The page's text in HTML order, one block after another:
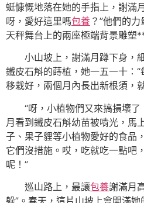
蜓慷慨地落在她的手指上，謝滿
呀，愛好這里嗎包養 ？”他們的
天秤舞台上的兩座極端背景雕塑
小山坡上，謝滿月蹲下身，
鐵皮石斛的蒔植，她一五一十：
移栽好，兩個月內長出新根須，
“呀，小植物們又來搞損壞
月看到鐵皮石斛幼苗被啃光，馬
子、果子貍等小植物愛好的食品
它們沒措施。哎，吃就吃一點吧
呢！”
巡山路上，最讓包養謝滿月
躲”。春天，這片山坡上會開滿她